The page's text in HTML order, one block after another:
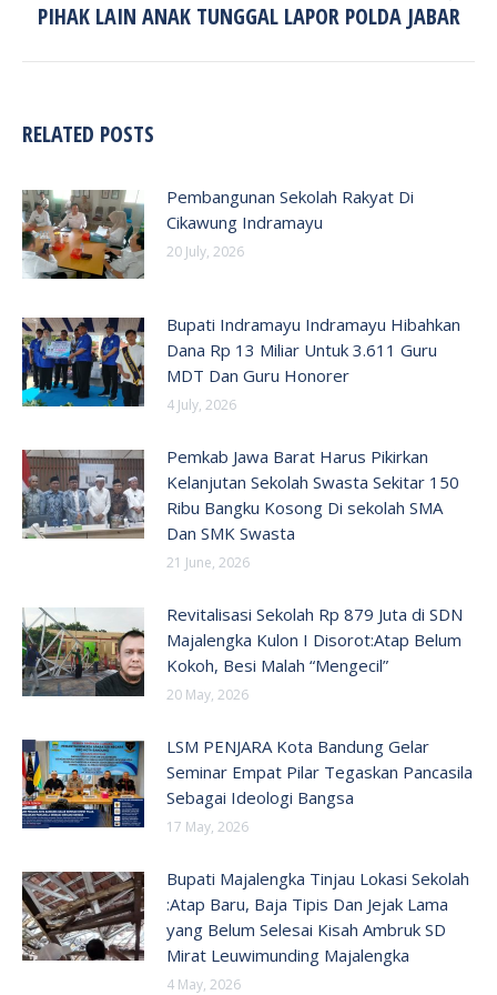
post:
PIHAK LAIN ANAK TUNGGAL LAPOR POLDA JABAR
RELATED POSTS
Pembangunan Sekolah Rakyat Di
Cikawung Indramayu
20 July, 2026
Bupati Indramayu Indramayu Hibahkan
Dana Rp 13 Miliar Untuk 3.611 Guru
MDT Dan Guru Honorer
4 July, 2026
Pemkab Jawa Barat Harus Pikirkan
Kelanjutan Sekolah Swasta Sekitar 150
Ribu Bangku Kosong Di sekolah SMA
Dan SMK Swasta
21 June, 2026
Revitalisasi Sekolah Rp 879 Juta di SDN
Majalengka Kulon I Disorot:Atap Belum
Kokoh, Besi Malah “Mengecil”
20 May, 2026
LSM PENJARA Kota Bandung Gelar
Seminar Empat Pilar Tegaskan Pancasila
Sebagai Ideologi Bangsa
17 May, 2026
Bupati Majalengka Tinjau Lokasi Sekolah
:Atap Baru, Baja Tipis Dan Jejak Lama
yang Belum Selesai Kisah Ambruk SD
Mirat Leuwimunding Majalengka
4 May, 2026